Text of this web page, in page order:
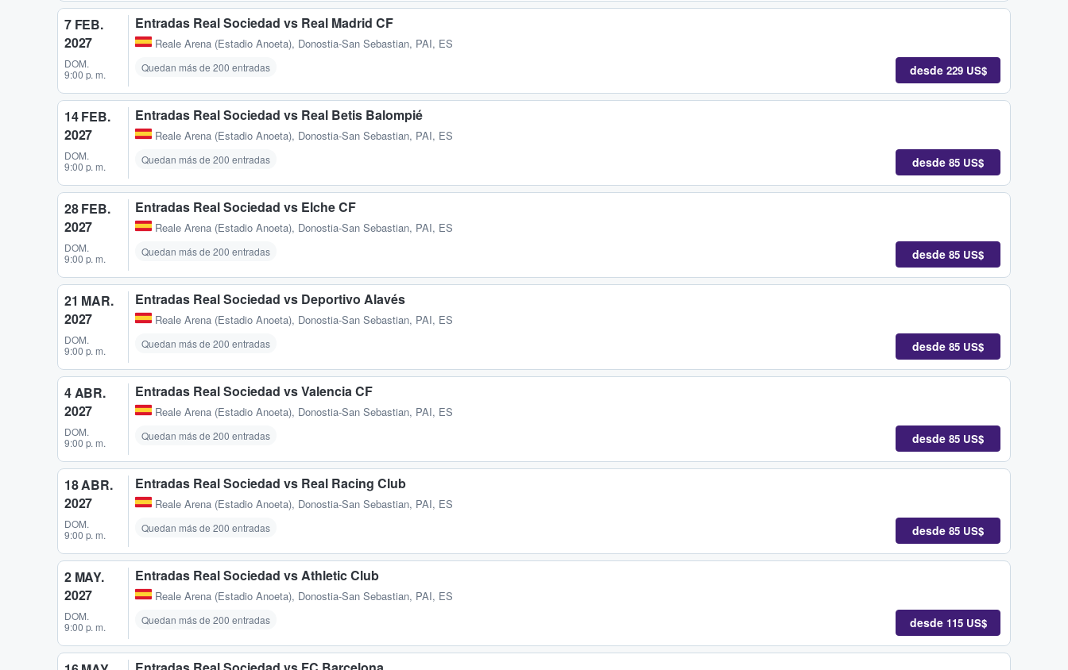
7 FEB.
2027
DOM.
9:00 p. m.
Entradas Real Sociedad vs Real Madrid CF
Reale Arena (Estadio Anoeta), Donostia-San Sebastian, PAI, ES
Quedan más de 200 entradas desde 229 US$
14 FEB.
2027
DOM.
9:00 p. m.
Entradas Real Sociedad vs Real Betis Balompié
Reale Arena (Estadio Anoeta), Donostia-San Sebastian, PAI, ES
Quedan más de 200 entradas desde 85 US$
28 FEB.
2027
DOM.
9:00 p. m.
Entradas Real Sociedad vs Elche CF
Reale Arena (Estadio Anoeta), Donostia-San Sebastian, PAI, ES
Quedan más de 200 entradas desde 85 US$
21 MAR.
2027
DOM.
9:00 p. m.
Entradas Real Sociedad vs Deportivo Alavés
Reale Arena (Estadio Anoeta), Donostia-San Sebastian, PAI, ES
Quedan más de 200 entradas desde 85 US$
4 ABR.
2027
DOM.
9:00 p. m.
Entradas Real Sociedad vs Valencia CF
Reale Arena (Estadio Anoeta), Donostia-San Sebastian, PAI, ES
Quedan más de 200 entradas desde 85 US$
18 ABR.
2027
DOM.
9:00 p. m.
Entradas Real Sociedad vs Real Racing Club
Reale Arena (Estadio Anoeta), Donostia-San Sebastian, PAI, ES
Quedan más de 200 entradas desde 85 US$
2 MAY.
2027
DOM.
9:00 p. m.
Entradas Real Sociedad vs Athletic Club
Reale Arena (Estadio Anoeta), Donostia-San Sebastian, PAI, ES
Quedan más de 200 entradas desde 115 US$